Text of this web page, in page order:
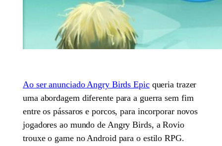
Ao ser anunciado Angry Birds Epicqueria trazer
uma abordagem diferente para a guerra sem fim
entre os pássaros e porcos, para incorporar novos
jogadores ao mundo de Angry Birds, a Rovio
trouxe o game no Android para o estilo RPG.